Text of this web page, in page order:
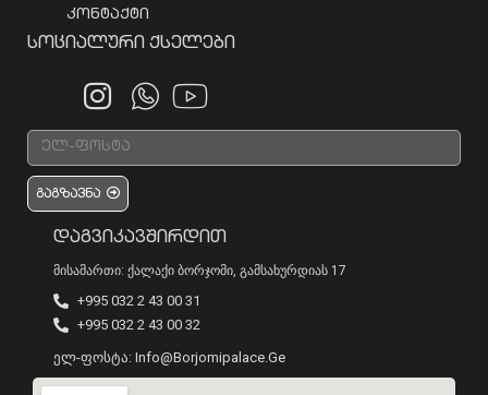
კონტაქტი
Სოციალური Ქსელები
გაგზავნა
Დაგვიკავშირდით
Მისამართი: Ქალაქი Ბორჯომი, Გამსახურდიას 17
+995 032 2 43 00 31
+995 032 2 43 00 32
Ელ-Ფოსტა: Info@borjomipalace.ge